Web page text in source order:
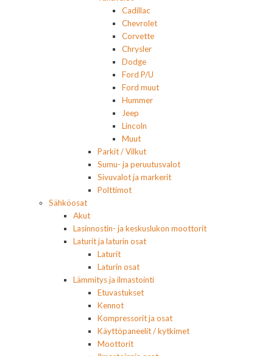
Cadillac
Chevrolet
Corvette
Chrysler
Dodge
Ford P/U
Ford muut
Hummer
Jeep
Lincoln
Muut
Parkit / Vilkut
Sumu- ja peruutusvalot
Sivuvalot ja markerit
Polttimot
Sähköosat
Akut
Lasinnostin- ja keskuslukon moottorit
Laturit ja laturin osat
Laturit
Laturin osat
Lämmitys ja ilmastointi
Etuvastukset
Kennot
Kompressorit ja osat
Käyttöpaneelit / kytkimet
Moottorit